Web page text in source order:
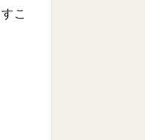
こ